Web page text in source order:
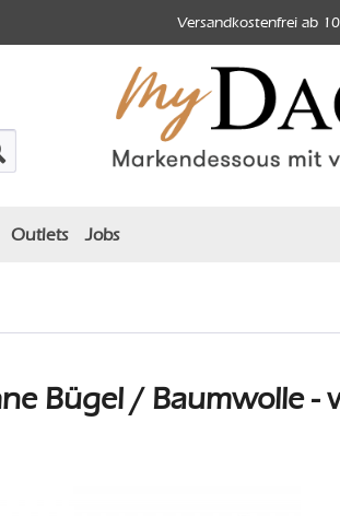
Versandkostenfrei ab
Outlets Jobs
Bügel / Baumwolle -